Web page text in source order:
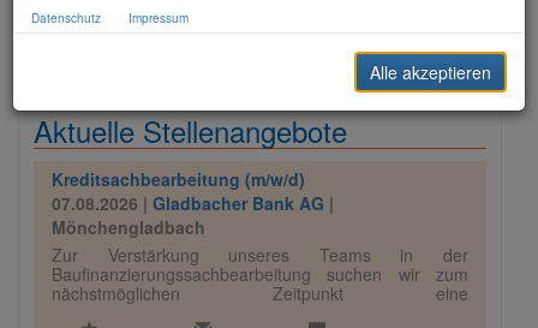
Sonstiges
Aktuelle Stellenangebote
Kreditsachbearbeitung (m/w/d)
07.08.2026 | Gladbacher Bank AG |
Mönchengladbach
Zur Verstärkung unseres Teams in der
Baufinanzierungssachbearbeitung suchen wir zum
nächstmöglichen Zeitpunkt eine
Datenschutz Impressum
Alle akzeptieren